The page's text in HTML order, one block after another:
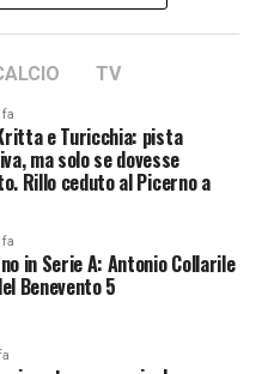
TV
e Turicchia: pista
ma solo se dovesse
Rillo ceduto al Picerno a
in Serie A: Antonio Collarile
Benevento 5